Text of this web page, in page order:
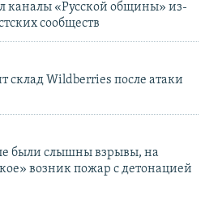
каналы «Русской общины» из-
сообществ
склад Wildberries после атаки
были слышны взрывы, на
возник пожар с детонацией